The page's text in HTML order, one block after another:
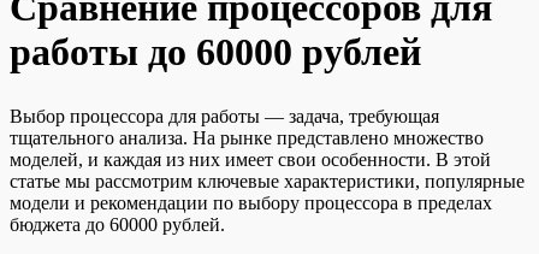
работы до 60000 рублей
Выбор процессора для работы — задача, требующая
тщательного анализа. На рынке представлено множество
моделей, и каждая из них имеет свои особенности. В этой
статье мы рассмотрим ключевые характеристики, популярные
модели и рекомендации по выбору процессора в пределах
бюджета до 60000 рублей.